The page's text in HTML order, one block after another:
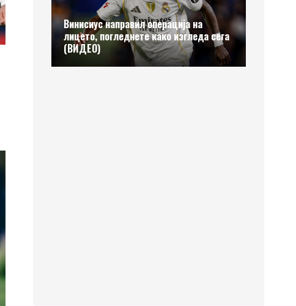
Винисиус направил операција на
лицето, погледнете како изгледа сега
(ВИДЕО)